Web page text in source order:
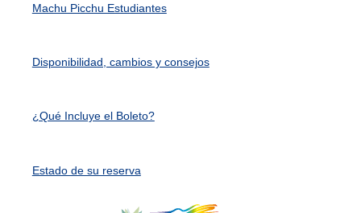
Machu Picchu Estudiantes
Disponibilidad, cambios y consejos
¿Qué Incluye el Boleto?
Estado de su reserva